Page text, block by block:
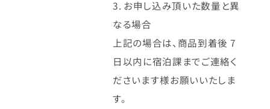
3. お申し込み頂いた数量と異
なる場合
上記の場合は、商品到着後 7
日以内に宿泊課までご連絡く
ださいます様お願いいたしま
す。